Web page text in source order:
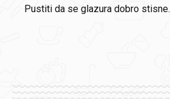
Pustiti da se glazura dobro stisne.